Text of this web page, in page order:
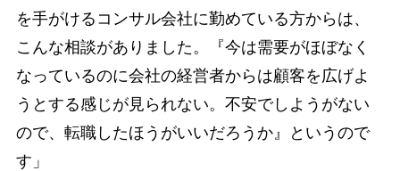
を手がけるコンサル会社に勤めている方からは、
こんな相談がありました。『今は需要がほぼなく
なっているのに会社の経営者からは顧客を広げよ
うとする感じが見られない。不安でしようがない
ので、転職したほうがいいだろうか』というので
す」